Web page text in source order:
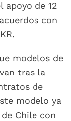
apoyo de 12
con
modelos de
tras la
de
modelo ya
Chile con